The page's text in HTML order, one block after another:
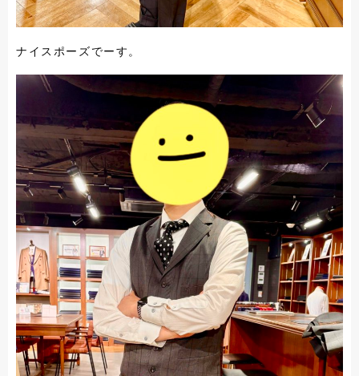
ナイスポーズでーす。